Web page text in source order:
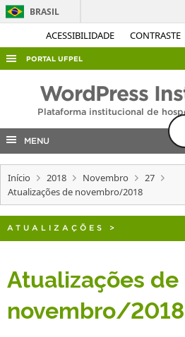
ACESSIBILIDADE CONTRASTE
BRASIL
PORTAL UFPEL
AUDITORIA
COBALTO
CONCURSOS
EDITAIS
OUVIDORIA
TELEFONES
WordPress
Plataforma institucional de
MENU
Início 2018 Novembro
27
Atualizações de novembro/2018
ATUALIZAÇÕES >
Atualizações de
novembro/2018